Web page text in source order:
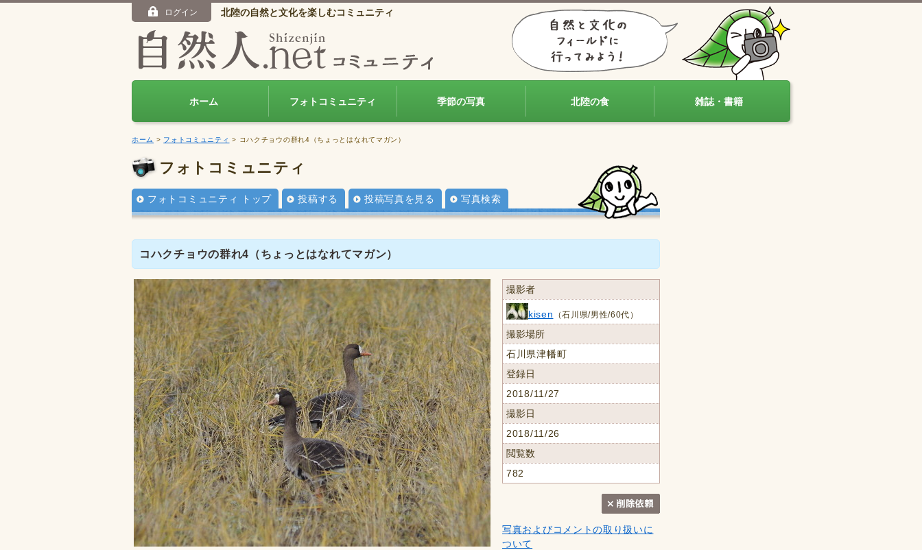
ログイン 北陸の自然と文化を楽しむコミュニティ
ホーム フォトコミュニティ 季節の写真 北陸の食 雑誌・書籍
ホーム > フォトコミュニティ > コハクチョウの群れ4（ちょっとはなれてマガン）
フォトコミュニティ
フォトコミュニティ トップ 投稿する 投稿写真を見る 写真検索
コハクチョウの群れ4（ちょっとはなれてマガン）
撮影者
kisen （石川県/男性/60代）
撮影場所
石川県津幡町
登録日
2018/11/27
撮影日
2018/11/26
閲覧数
782
写真およびコメントの取り扱いに
ついて